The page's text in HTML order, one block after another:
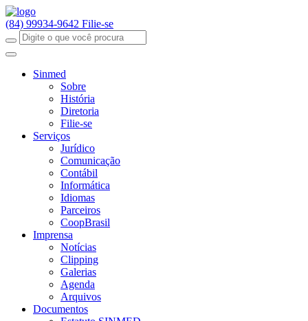
(84) 99934-9642 Filie-se
Sinmed
Sobre
História
Diretoria
Filie-se
Serviços
Jurídico
Comunicação
Contábil
Informática
Idiomas
Parceiros
CoopBrasil
Imprensa
Notícias
Clipping
Galerias
Agenda
Arquivos
Documentos